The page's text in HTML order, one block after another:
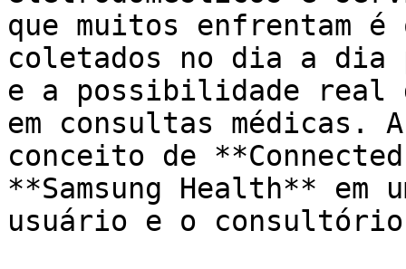
que muitos enfrentam é
coletados no dia a dia
e a possibilidade real
em consultas médicas.
conceito de
**Samsung Health**
usuário e o consultório